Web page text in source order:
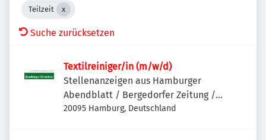
Teilzeit
Suche zurücksetzen
Textilreiniger/in (m/w/d)
Stellenanzeigen aus Hamburger
Abendblatt / Bergedorfer Zeitung /
Hamburger Wochenblatt / Niendorfer
20095 Hamburg, Deutschland